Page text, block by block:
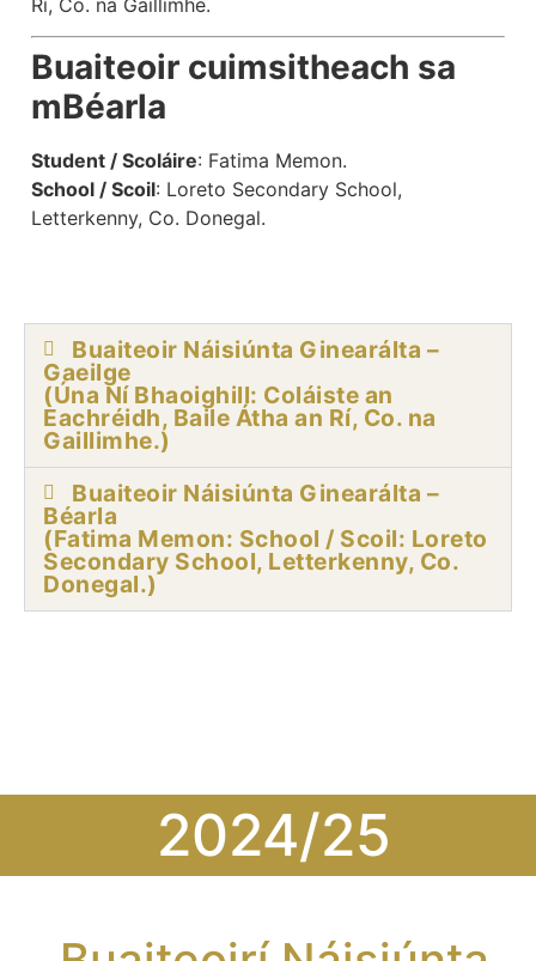
Rí, Co. na Gaillimhe.
Buaiteoir cuimsitheach sa
mBéarla
Student / Scoláire: Fatima Memon.
School / Scoil: Loreto Secondary School,
Letterkenny, Co. Donegal.
Buaiteoir Náisiúnta Ginearálta –
Gaeilge
(Úna Ní Bhaoighill: Coláiste an
Eachréidh, Baile Átha an Rí, Co. na
Gaillimhe.)
Buaiteoir Náisiúnta Ginearálta –
Béarla
(Fatima Memon: School / Scoil: Loreto
Secondary School, Letterkenny, Co.
Donegal.)
2024/25